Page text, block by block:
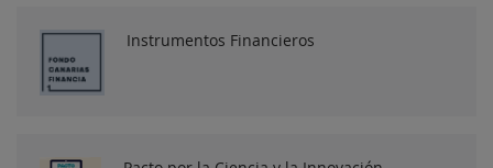
Instrumentos Financieros